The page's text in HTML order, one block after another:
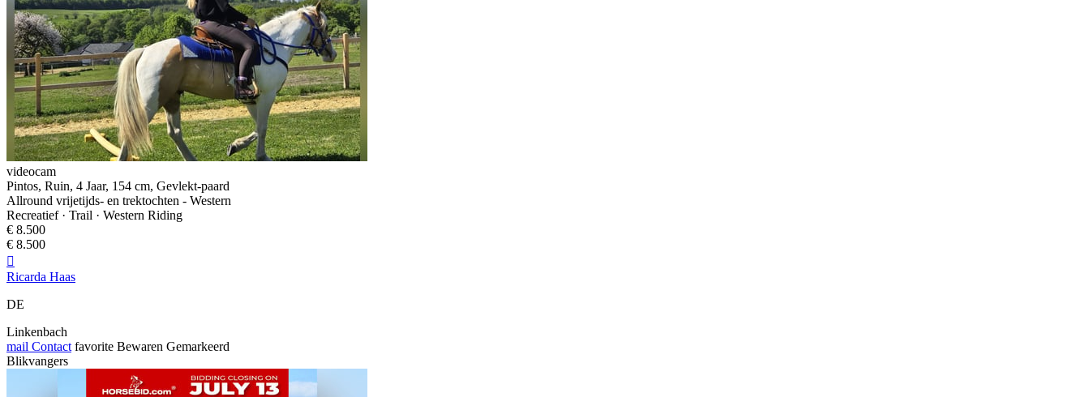
videocam
Pintos, Ruin, 4 Jaar, 154 cm, Gevlekt-paard
Allround vrijetijds- en trektochten - Western
Recreatief · Trail · Western Riding
€ 8.500
€ 8.500

Ricarda Haas
DE
Linkenbach
mail Contact favorite Bewaren Gemarkeerd
Blikvangers